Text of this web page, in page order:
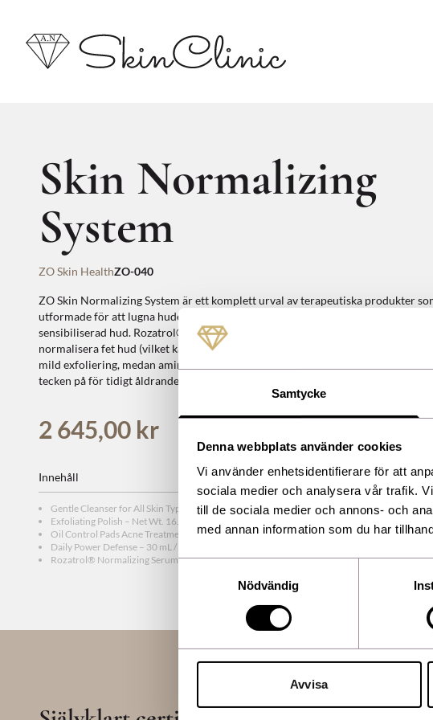
Samtycke
Denna webbplats använder cookies
Vi använder enhetsidentifierare för att
sociala medier och analysera vår trafik.
till de sociala medier och annons- och
med annan information som du har
Nödvändig
Avvisa
Skin Normalizing
System
ZO Skin HealthZO-040
ZO Skin Normalizing System är ett komplett urval av terapeutiska produkter
utformade för att lugna huden genom återfuktning, vilket minimerar utseendet
sensibiliserad hud. Rozatrol®, ett daglig behandlingsserum som fungerar för att
normalisera fet hud (vilket kan leda till inflammation). En enzymatisk exfoliator
mild exfoliering, medan aminosyror stödjer optimal mikrocirkulation för att
tecken på för tidigt åldrande.
2 645,00 kr
Innehåll
Gentle Cleanser for All Skin Types – 60 mL / 2 Fl. Oz.
Exfoliating Polish – Net Wt. 16.2 g / 0.57 Oz.
Oil Control Pads Acne Treatment – 60 Pads, 75 mL / 2.5 Fl. Oz.
Daily Power Defense – 30 mL / 1 Fl. Oz.
Rozatrol® Normalizing Serum – 20 mL / 0.67 Fl. Oz.